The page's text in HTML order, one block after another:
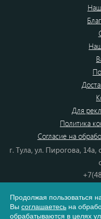
Для
Политика
Согласие на
г. Тула, ул. Пирогова,
e-mail:
Продолжая пользоваться
Вы соглашаетесь на
обрабатываются в целях